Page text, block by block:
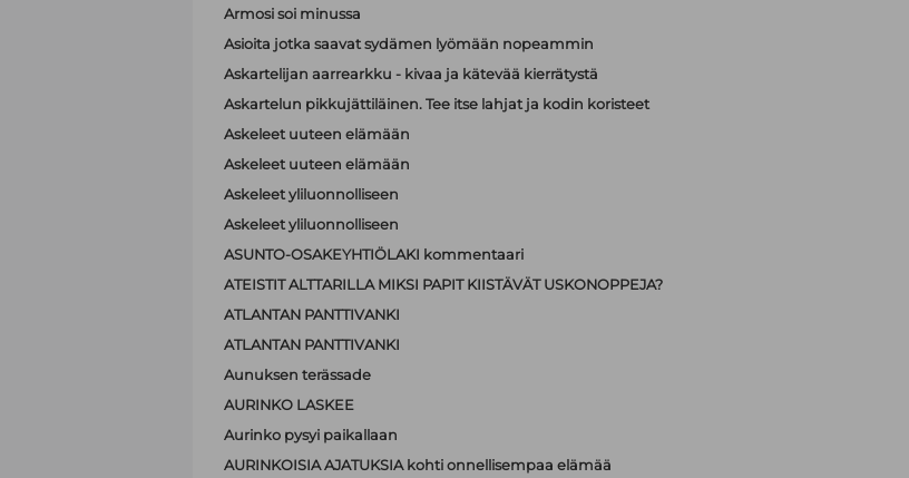
Armosi soi minussa
Asioita jotka saavat sydämen lyömään nopeammin
Askartelijan aarrearkku - kivaa ja kätevää kierrätystä
Askartelun pikkujättiläinen. Tee itse lahjat ja kodin koristeet
Askeleet uuteen elämään
Askeleet uuteen elämään
Askeleet yliluonnolliseen
Askeleet yliluonnolliseen
ASUNTO-OSAKEYHTIÖLAKI kommentaari
ATEISTIT ALTTARILLA MIKSI PAPIT KIISTÄVÄT USKONOPPEJA?
ATLANTAN PANTTIVANKI
ATLANTAN PANTTIVANKI
Aunuksen terässade
AURINKO LASKEE
Aurinko pysyi paikallaan
AURINKOISIA AJATUKSIA kohti onnellisempaa elämää